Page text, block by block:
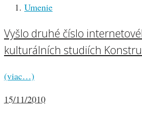
Umenie
Vyšlo druhé číslo
kulturálních studiích
(viac…)
15/11/2010